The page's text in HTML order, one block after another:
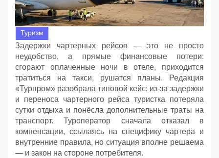
Туризм
Задержки чартерных рейсов — это не просто
неудобство, а прямые финансовые потери:
сгорают оплаченные ночи в отеле, приходится
тратиться на такси, рушатся планы. Редакция
«Турпром» разобрала типовой кейс: из‑за задержки
и переноса чартерного рейса туристка потеряла
сутки отдыха и понёсла дополнительные траты на
транспорт. Туроператор сначала отказал в
компенсации, ссылаясь на специфику чартера и
внутренние правила, но ситуация вполне решаема
— и закон на стороне потребителя.